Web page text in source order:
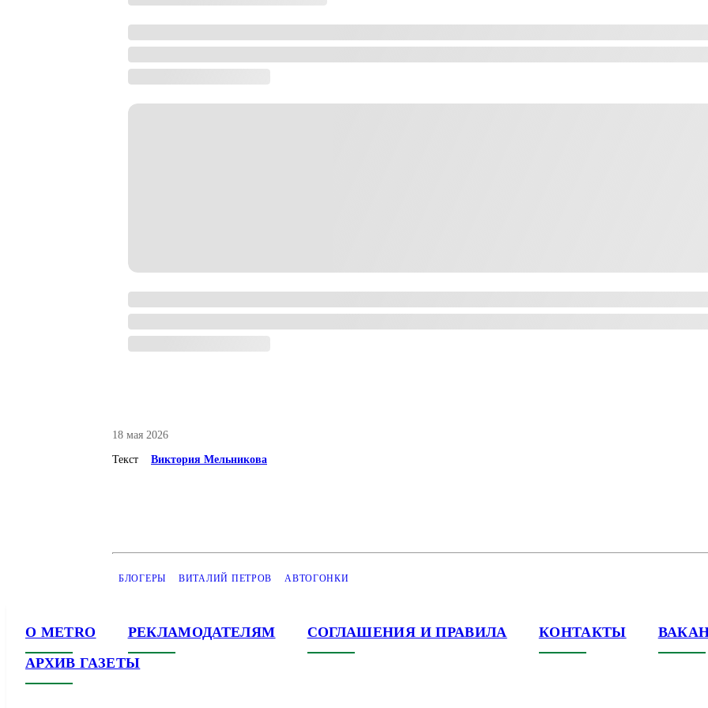
18 мая 2026
Текст Виктория Мельникова
БЛОГЕРЫ ВИТАЛИЙ ПЕТРОВ АВТОГОНКИ
О METRO РЕКЛАМОДАТЕЛЯМ СОГЛАШЕНИЯ И ПРАВИЛА КОНТАКТЫ
АРХИВ ГАЗЕТЫ